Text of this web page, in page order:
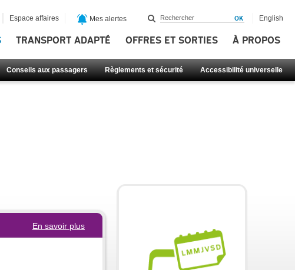
TRANSPORT ADAPTÉ OFFRES ET SORTIES À PROPOS
Conseils aux passagers Règlements et sécurité Accessibilité universelle
Espace affaires Mes alertes English
En savoir plus